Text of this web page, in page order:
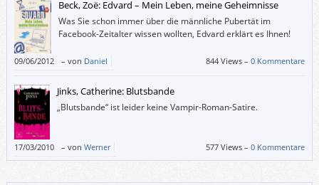
Beck, Zoë: Edvard – Mein Leben, meine Geheimnisse
Was Sie schon immer über die männliche Pubertät im
Facebook-Zeitalter wissen wollten, Edvard erklärt es Ihnen!
09/06/2012 – von Daniel 844 Views –0 Kommentare
Jinks, Catherine: Blutsbande
„Blutsbande“ ist leider keine Vampir-Roman-Satire.
17/03/2010 – von Werner 577 Views –0 Kommentare